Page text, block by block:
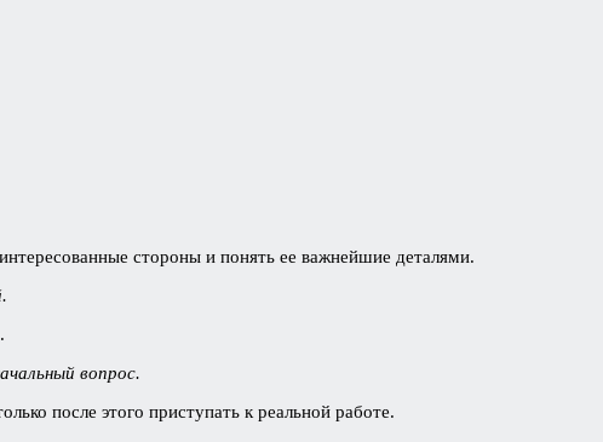
стороны и понять ее важнейшие деталями.
вопрос.
после этого приступать к реальной работе.